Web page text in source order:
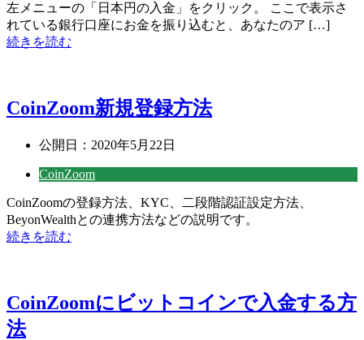
左メニューの「日本円の入金」をクリック。 ここで表示さ
れている銀行口座にお金を振り込むと、あなたのア […]
続きを読む
CoinZoom新規登録方法
公開日： 2020年5月22日
CoinZoom
CoinZoomの登録方法、KYC、二段階認証設定方法、
BeyonWealthとの連携方法などの説明です。
続きを読む
CoinZoomにビットコインで入金する方
法